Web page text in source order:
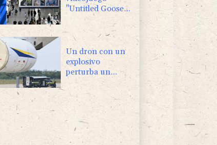
"Untitled Goose
Game" buscan
repetir su éxito
con "Big Walk"
Un dron con un
explosivo
perturba un
aeropuerto en
Alemania clave
para envíos a
Ucrania